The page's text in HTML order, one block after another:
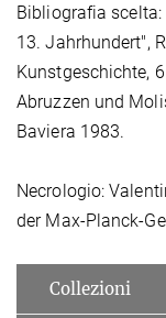
Bibliografia scelta:
13. Jahrhundert",
Kunstgeschichte,
Abruzzen und
Baviera 1983.
Necrologio:
der Max-Planck-
Collezioni